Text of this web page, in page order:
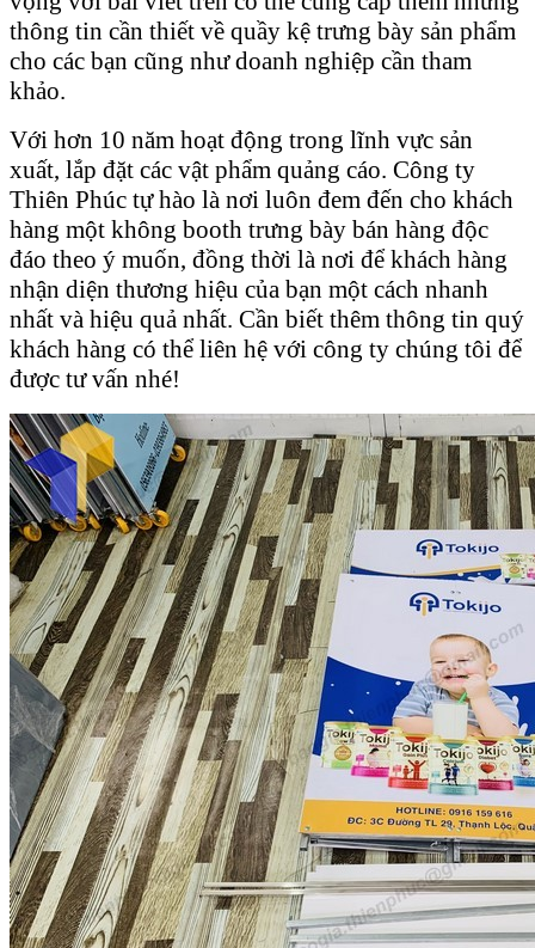
thông tin cần thiết về quầy kệ trưng bày sản phẩm
cho các bạn cũng như doanh nghiệp cần tham
khảo.
Với hơn 10 năm hoạt động trong lĩnh vực sản
xuất, lắp đặt các vật phẩm quảng cáo. Công ty
Thiên Phúc tự hào là nơi luôn đem đến cho khách
hàng một không booth trưng bày bán hàng độc
đáo theo ý muốn, đồng thời là nơi để khách hàng
nhận diện thương hiệu của bạn một cách nhanh
nhất và hiệu quả nhất. Cần biết thêm thông tin quý
khách hàng có thể liên hệ với công ty chúng tôi để
được tư vấn nhé!